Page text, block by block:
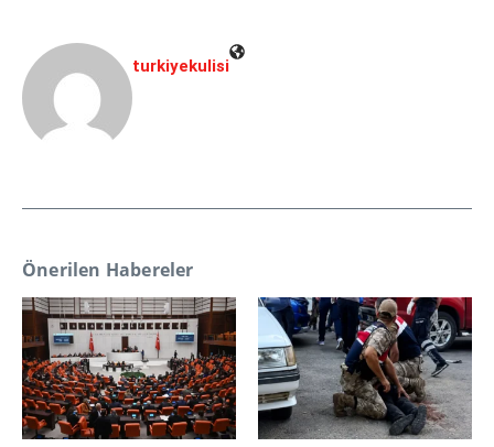
turkiyekulisi
Önerilen Habereler